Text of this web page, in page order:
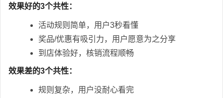
效果好的3个共性：
活动规则简单，用户3秒看懂
奖品/优惠有吸引力，用户愿意为之分享
到店体验好，核销流程顺畅
效果差的3个共性：
规则复杂，用户没耐心看完